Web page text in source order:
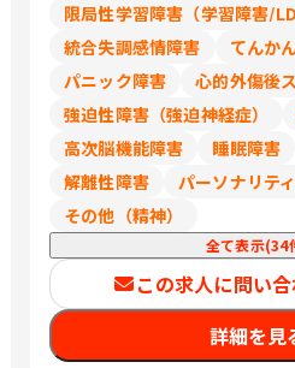
限局性学習障害（学習障害/LD
統合失調感情障害
てんか
パニック障害
心的外傷後
強迫性障害（強迫神経症）
高次脳機能障害
睡眠障害
解離性障害
パーソナリテ
その他（精神）
全て表示(34
この求人に問い合
詳細を見